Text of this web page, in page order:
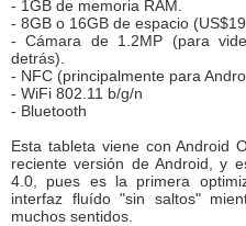
- 1GB de memoria RAM.
- 8GB o 16GB de espacio
- Cámara de 1.2MP (para
detrás).
- NFC (principalmente para
- WiFi 802.11 b/g/n
- Bluetooth
Esta tableta viene con Android
reciente versión de Android, y
4.0, pues es la primera
interfaz fluído "sin saltos"
muchos sentidos.